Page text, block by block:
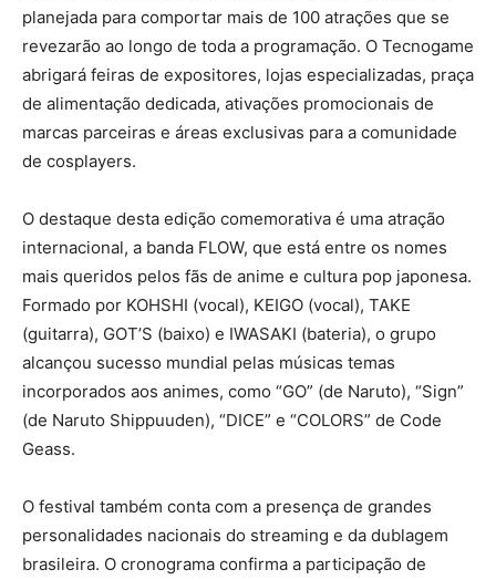
planejada para comportar mais de 100 atrações que se
revezarão ao longo de toda a programação. O Tecnogame
abrigará feiras de expositores, lojas especializadas, praça
de alimentação dedicada, ativações promocionais de
marcas parceiras e áreas exclusivas para a comunidade
de cosplayers.
O destaque desta edição comemorativa é uma atração
internacional, a banda FLOW, que está entre os nomes
mais queridos pelos fãs de anime e cultura pop japonesa.
Formado por KOHSHI (vocal), KEIGO (vocal), TAKE
(guitarra), GOT’S (baixo) e IWASAKI (bateria), o grupo
alcançou sucesso mundial pelas músicas temas
incorporados aos animes, como “GO” (de Naruto), “Sign”
(de Naruto Shippuuden), “DICE” e “COLORS” de Code
Geass.
O festival também conta com a presença de grandes
personalidades nacionais do streaming e da dublagem
brasileira. O cronograma confirma a participação de